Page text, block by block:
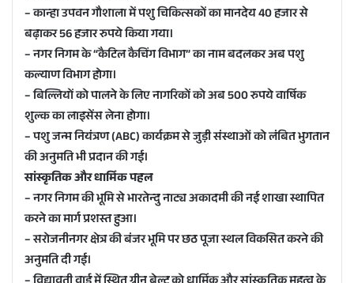
– कान्हा उपवन गौशाला में पशु चिकित्सकों का मानदेय 40 हजार से
बढ़ाकर 56 हजार रुपये किया गया।
– नगर निगम के “कैटिल कैचिंग विभाग” का नाम बदलकर अब पशु
कल्याण विभाग होगा।
– बिल्लियों को पालने के लिए नागरिकों को अब 500 रुपये वार्षिक
शुल्क का लाइसेंस लेना होगा।
– पशु जन्म नियंत्रण (ABC) कार्यक्रम से जुड़ी संस्थाओं को लंबित भुगतान
की अनुमति भी प्रदान की गई।
सांस्कृतिक और धार्मिक पहल
– नगर निगम की भूमि से भारतेन्दु नाट्य अकादमी की नई शाखा स्थापित
करने का मार्ग प्रशस्त हुआ।
– सरोजनीनगर क्षेत्र की बंजर भूमि पर छठ पूजा स्थल विकसित करने की
अनुमति दी गई।